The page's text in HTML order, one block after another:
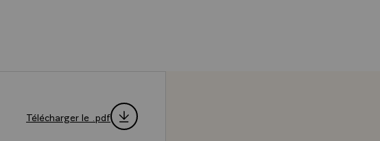
Télécharger le .pdf